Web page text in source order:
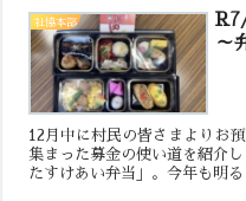
社協本部
～
12月中に村民の皆さまよりお
集まった募金の使い道を紹介します。 毎年恒例となっ
たすけあい弁当」。今年も明